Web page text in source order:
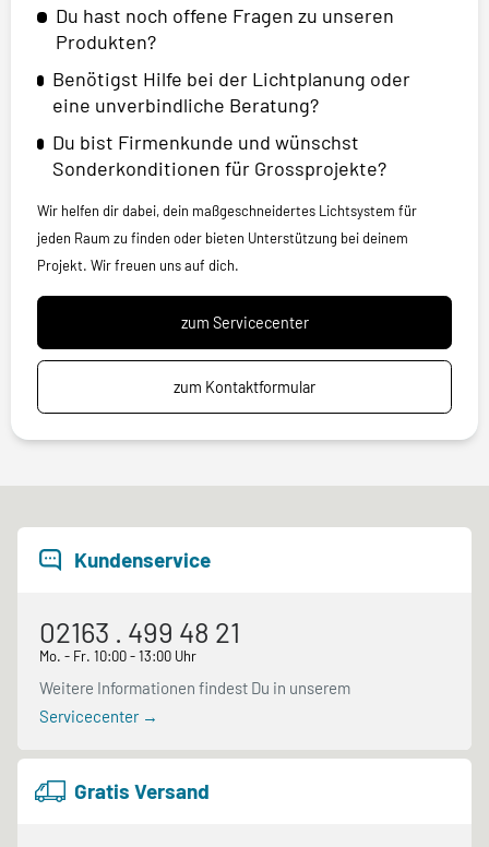
Du hast noch offene Fragen zu unseren
Produkten?
Benötigst Hilfe bei der Lichtplanung oder
eine unverbindliche Beratung?
Du bist Firmenkunde und wünschst
Sonderkonditionen für Grossprojekte?
Wir helfen dir dabei, dein maßgeschneidertes Lichtsystem für
jeden Raum zu finden oder bieten Unterstützung bei deinem
Projekt. Wir freuen uns auf dich.
zum Servicecenter
zum Kontaktformular
Kundenservice
02163 . 499 48 21
Mo. - Fr. 10:00 - 13:00 Uhr
Weitere Informationen findest Du in unserem
Servicecenter →
Gratis Versand